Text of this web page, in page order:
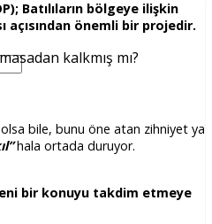
Batılıların bölgeye ilişkin
açısından önemli bir projedir.
kalkmış mı?
bile, bunu öne atan zihniyet ya
hala ortada duruyor.
bir konuyu takdim etmeye